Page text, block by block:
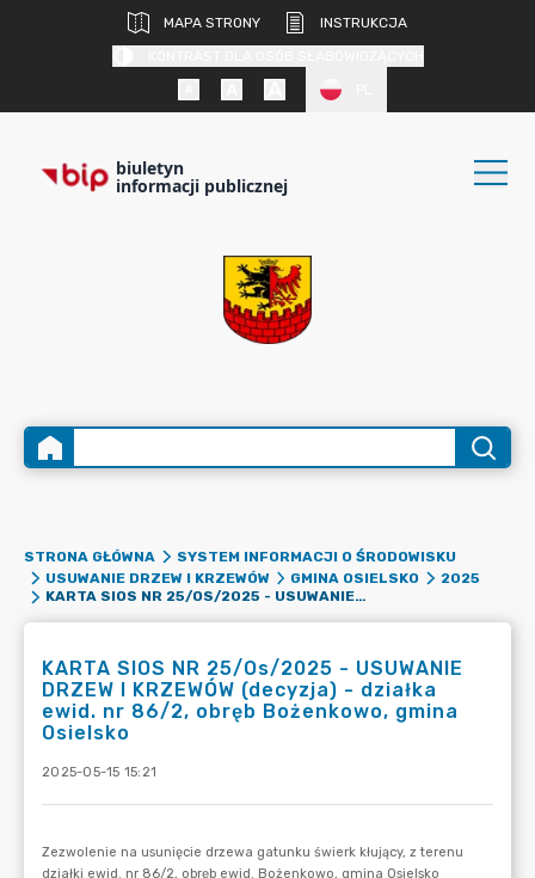
MAPA STRONY
INSTRUKCJA
biuletyn
informacji publicznej
STRONA GŁÓWNA
SYSTEM INFORMACJI O ŚRODOWISKU
USUWANIE DRZEW I KRZEWÓW
GMINA OSIELSKO
2025
KARTA SIOS NR 25/OS/2025 - USUWANIE DRZEW I KRZEWÓW (DECYZJA) - DZIAŁKA EWID. NR 86/2, OBRĘB BOŻENKOWO, GMINA OSIELSKO
KARTA SIOS NR 25/Os/2025 - USUWANIE
DRZEW I KRZEWÓW (decyzja) - działka
ewid. nr 86/2, obręb Bożenkowo, gmina
Osielsko
2025-05-15 15:21